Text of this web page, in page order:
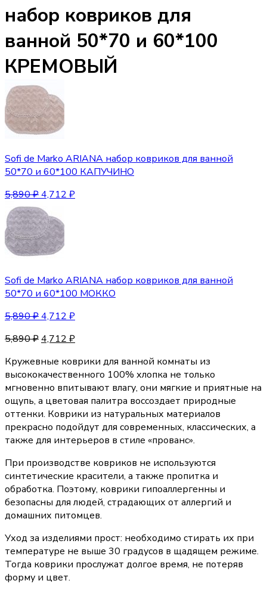
набор ковриков для
ванной 50*70 и 60*100
КРЕМОВЫЙ
Sofi de Marko ARIANA набор ковриков для ванной
50*70 и 60*100 КАПУЧИНО
5,890₽4,712 ₽
Sofi de Marko ARIANA набор ковриков для ванной
50*70 и 60*100 МОККО
5,890₽4,712 ₽
5,890₽4,712 ₽
Кружевные коврики для ванной комнаты из
высококачественного 100% хлопка не только
мгновенно впитывают влагу, они мягкие и приятные на
ощупь, а цветовая палитра воссоздает природные
оттенки. Коврики из натуральных материалов
прекрасно подойдут для современных, классических, а
также для интерьеров в стиле «прованс».
При производстве ковриков не используются
синтетические красители, а также пропитка и
обработка. Поэтому, коврики гипоаллергенны и
безопасны для людей, страдающих от аллергий и
домашних питомцев.
Уход за изделиями прост: необходимо стирать их при
температуре не выше 30 градусов в щадящем режиме.
Тогда коврики прослужат долгое время, не потеряв
форму и цвет.